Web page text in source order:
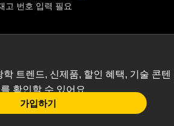
고 번호 입력 필요
트렌드, 신제품, 할인 혜택, 기술 콘텐
확인할 수 있어요
가입하기